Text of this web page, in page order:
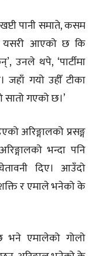
पानी समाते, कसम
यसरी आएको छ कि
उनले थपे, ‘पार्टीमा
जहाँ गयो उहीँ टीका
गएको छ।’
अरिङ्गालको प्रसङ्ग
भन्दा पनि
दिए। आउँदो
शक्ति र एमाले भनेको के
भने एमालेको गोलो